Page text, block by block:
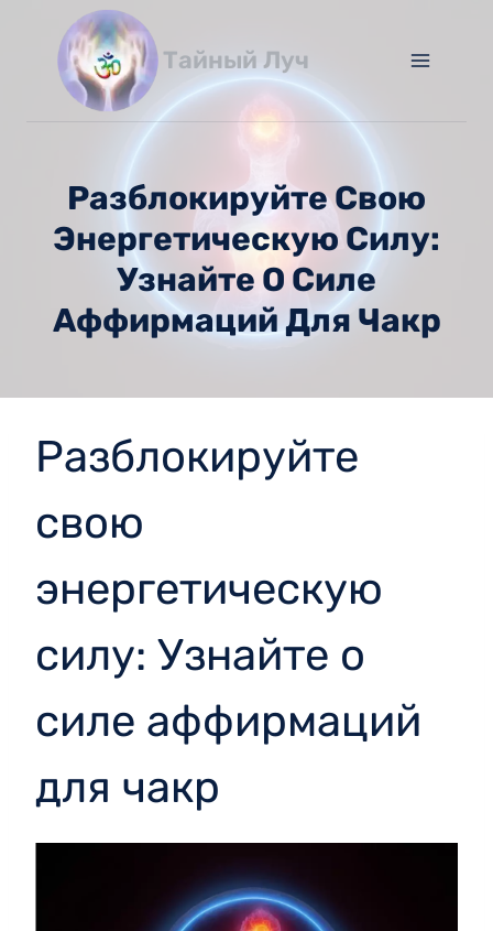
содержимому
Тайный Луч
Разблокируйте Свою
Энергетическую Силу:
Узнайте О Силе
Аффирмаций Для Чакр
Разблокируйте
свою
энергетическую
силу: Узнайте о
силе аффирмаций
для чакр